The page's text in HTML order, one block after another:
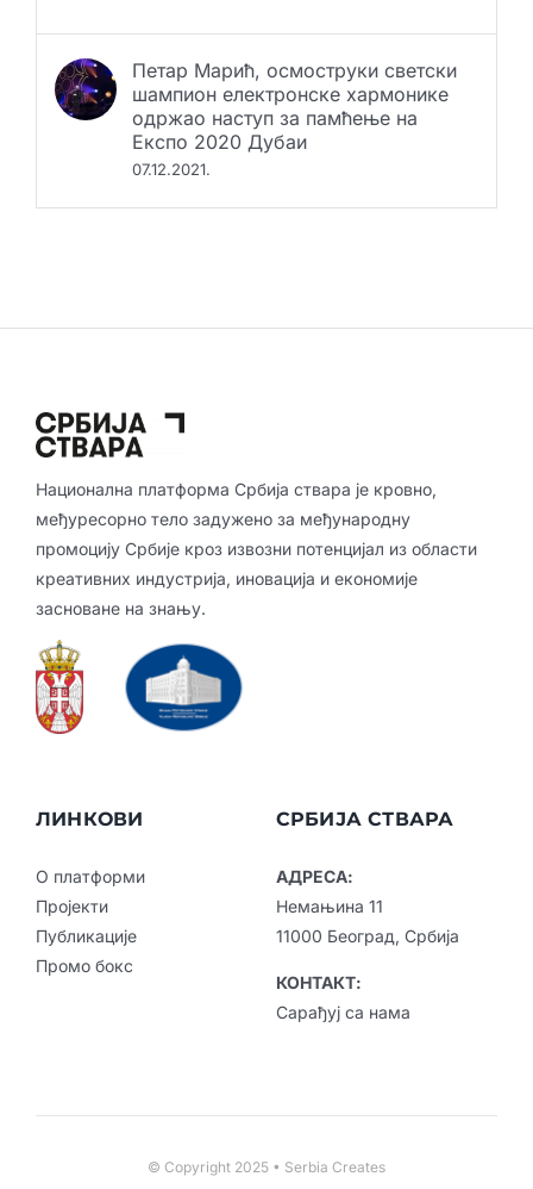
Петар Марић, осмоструки светски
шампион електронске хармонике
одржао наступ за памћење на
Експо 2020 Дубаи
Национална платформа Србија ствара је кровно,
међуресорно тело задужено за међународну
промоцију Србије кроз извозни потенцијал из области
О платформи
Пројекти
Публикације
АДРЕСА:
Немањина 11
КОНТАКТ: